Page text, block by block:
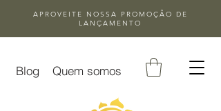
APROVEITE NOSSA
PROMOÇÃO DE
LANÇAMENTO
Blog Quem somos